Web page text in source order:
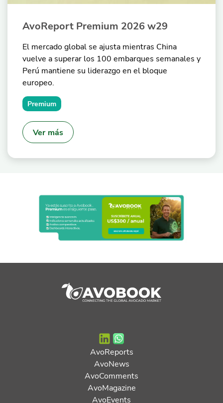
AvoReport Premium 2026 w29
El mercado global se ajusta mientras China
vuelve a superar los 100 embarques semanales y
Perú mantiene su liderazgo en el bloque
europeo.
Premium
Ver más
AvoReports
AvoNews
AvoComments
AvoMagazine
AvoEvents